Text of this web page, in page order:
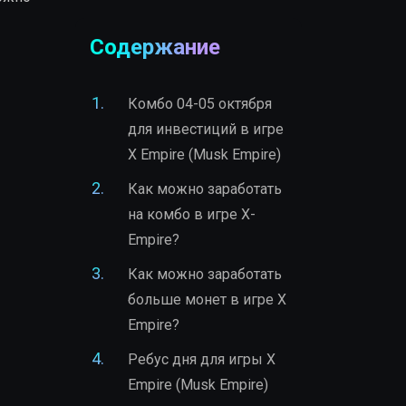
Содержание
Комбо 04-05 октября
для инвестиций в игре
X Empire (Musk Empire)
Как можно заработать
на комбо в игре X-
Empire?
Как можно заработать
больше монет в игре X
Empire?
Ребус дня для игры X
Empire (Musk Empire)